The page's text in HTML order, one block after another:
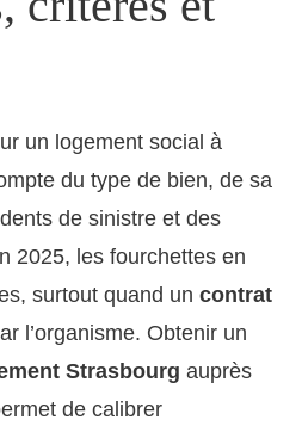
un logement social à
du type de bien, de sa
de sinistre et des
2025, les fourchettes en
surtout quand un contrat
l’organisme. Obtenir un
Strasbourg auprès
de calibrer